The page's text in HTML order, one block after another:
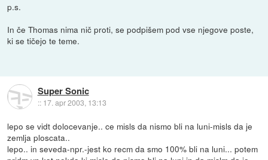
p.s.
In če Thomas nima nič proti, se podpišem pod vse njegove poste,
ki se tičejo te teme.
Super Sonic
:: 17. apr 2003, 13:13
lepo se vidt dolocevanje.. ce misls da nismo bli na luni-misls da je
zemlja ploscata..
lepo.. in seveda-npr.-jest ko recm da smo 100% bli na luni... potem